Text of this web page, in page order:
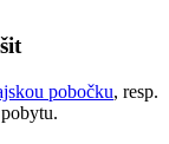
pobočku, resp.